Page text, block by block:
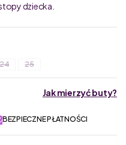
dziecka.
24 25
Jak mierzyć buty?
BEZPIECZNE PŁATNOŚCI